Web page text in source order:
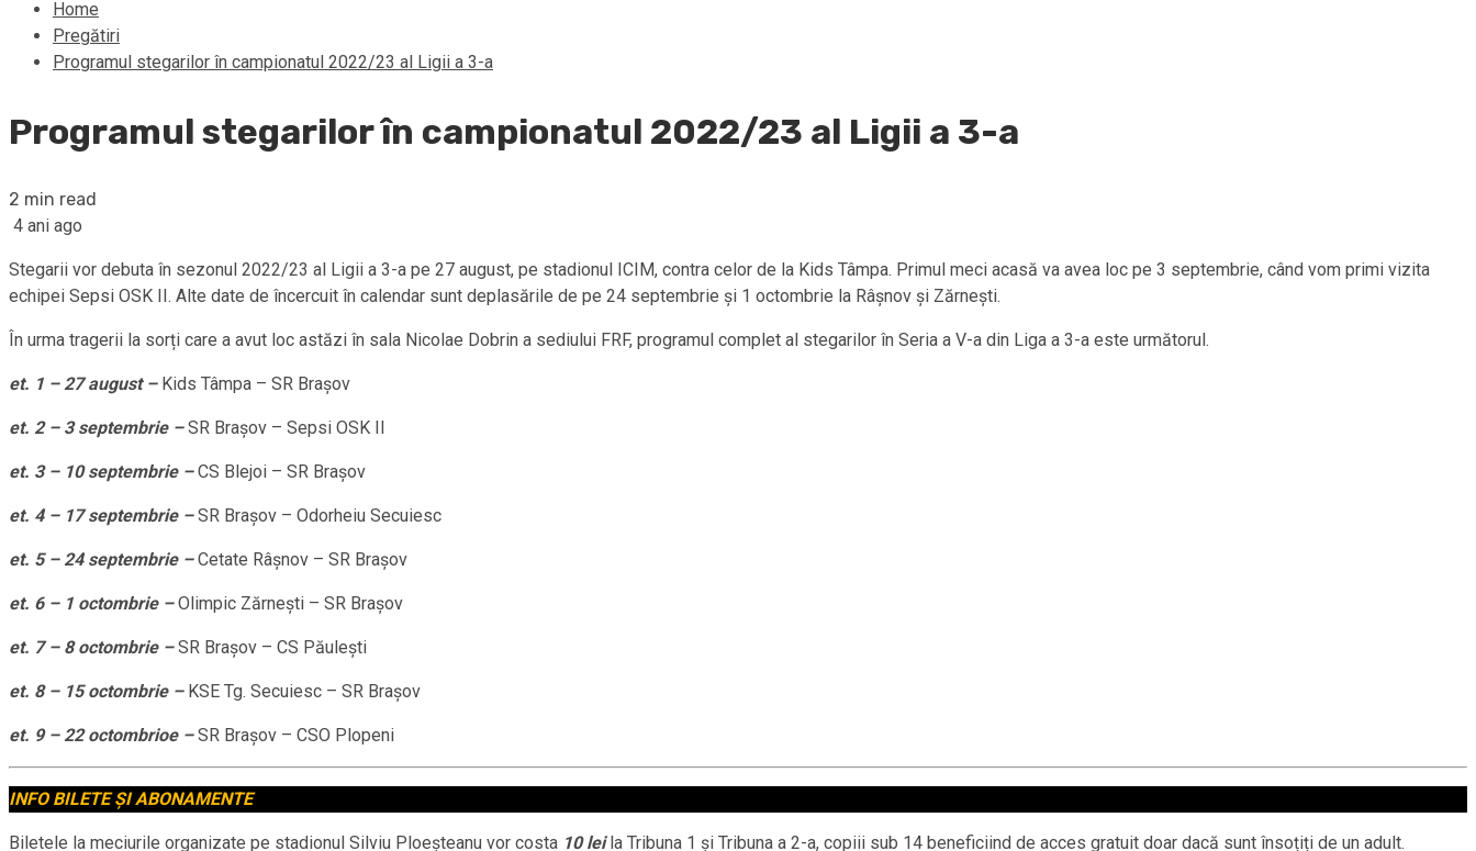
Home
Pregătiri
Programul stegarilor în campionatul 2022/23 al Ligii a 3-a
Programul stegarilor în campionatul 2022/23 al Ligii a 3-a
2 min read
4 ani ago
Stegarii vor debuta în sezonul 2022/23 al Ligii a 3-a pe 27 august, pe stadionul ICIM, contra celor de la Kids Tâmpa. Primul meci acasă va avea loc pe 3 septembrie, când vom primi vizita
echipei Sepsi OSK II. Alte date de încercuit în calendar sunt deplasările de pe 24 septembrie și 1 octombrie la Râșnov și Zărnești.
În urma tragerii la sorți care a avut loc astăzi în sala Nicolae Dobrin a sediului FRF, programul complet al stegarilor în Seria a V-a din Liga a 3-a este următorul.
et. 1 – 27 august – Kids Tâmpa – SR Brașov
et. 2 – 3 septembrie –SR Brașov – Sepsi OSK II
et. 3 – 10 septembrie –CS Blejoi – SR Brașov
et. 4 – 17 septembrie –SR Brașov – Odorheiu Secuiesc
et. 5 – 24 septembrie –Cetate Râșnov – SR Brașov
et. 6 – 1 octombrie –Olimpic Zărnești – SR Brașov
et. 7 – 8 octombrie –SR Brașov – CS Păulești
et. 8 – 15 octombrie – KSE Tg. Secuiesc – SR Brașov
et. 9 – 22 octombrioe –SR Brașov – CSO Plopeni
INFO BILETE ȘI ABONAMENTE
Biletele la meciurile organizate pe stadionul Silviu Ploeșteanu vor costa 10 lei la Tribuna 1 și Tribuna a 2-a, copiii sub 14 beneficiind de acces gratuit doar dacă sunt însoțiți de un adult.